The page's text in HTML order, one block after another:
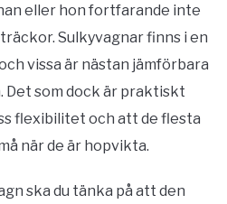
eller hon fortfarande inte
Sulkyvagnar finns i en
vissa är nästan jämförbara
Det som dock är praktiskt
flexibilitet och att de flesta
när de är hopvikta.
ska du tänka på att den